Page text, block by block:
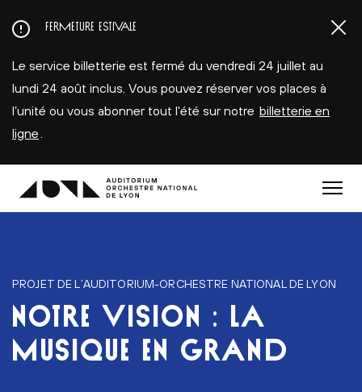
au
principal
FERMETURE ESTIVALE
Le service billetterie est fermé du vendredi 24 juillet au
lundi 24 août inclus. Vous pouvez réserver vos places à
l’unité ou vous abonner tout l'été sur notre billetterie en
ligne
Menu
PROJET DE L’AUDITORIUM-ORCHESTRE NATIONAL DE LYON
NOTRE VISION : LA
MUSIQUE EN GRAND